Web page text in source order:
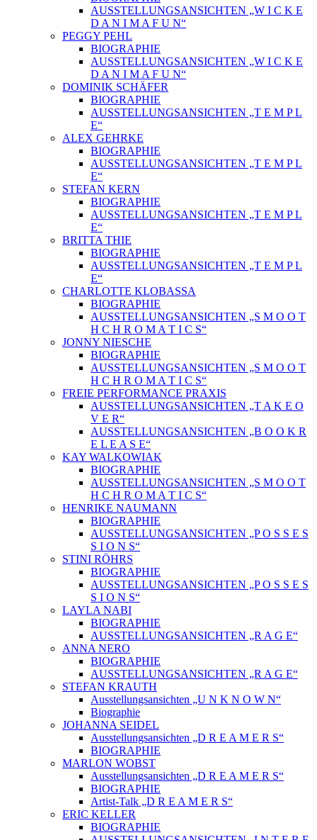
AUSSTELLUNGSANSICHTEN „W I C K E
D A N I M A F U N“
PEGGY PEHL
BIOGRAPHIE
AUSSTELLUNGSANSICHTEN „W I C K E
D A N I M A F U N“
DOMINIK SCHÄFER
BIOGRAPHIE
AUSSTELLUNGSANSICHTEN „T E M P L
E“
ALEX GEHRKE
BIOGRAPHIE
AUSSTELLUNGSANSICHTEN „T E M P L
E“
STEFAN KERN
BIOGRAPHIE
AUSSTELLUNGSANSICHTEN „T E M P L
E“
BRITTA THIE
BIOGRAPHIE
AUSSTELLUNGSANSICHTEN „T E M P L
E“
CHARLOTTE KLOBASSA
BIOGRAPHIE
AUSSTELLUNGSANSICHTEN „S M O O T
H C H R O M A T I C S“
JONNY NIESCHE
BIOGRAPHIE
AUSSTELLUNGSANSICHTEN „S M O O T
H C H R O M A T I C S“
FREIE PERFORMANCE PRAXIS
AUSSTELLUNGSANSICHTEN „T A K E O
V E R“
AUSSTELLUNGSANSICHTEN „B O O K R
E L E A S E“
KAY WALKOWIAK
BIOGRAPHIE
AUSSTELLUNGSANSICHTEN „S M O O T
H C H R O M A T I C S“
HENRIKE NAUMANN
BIOGRAPHIE
AUSSTELLUNGSANSICHTEN „P O S S E S
S I O N S“
STINI RÖHRS
BIOGRAPHIE
AUSSTELLUNGSANSICHTEN „P O S S E S
S I O N S“
LAYLA NABI
BIOGRAPHIE
AUSSTELLUNGSANSICHTEN „R A G E“
ANNA NERO
BIOGRAPHIE
AUSSTELLUNGSANSICHTEN „R A G E“
STEFAN KRAUTH
Ausstellungsansichten „U N K N O W N“
Biographie
JOHANNA SEIDEL
Ausstellungsansichten „D R E A M E R S“
BIOGRAPHIE
MARLON WOBST
Ausstellungsansichten „D R E A M E R S“
BIOGRAPHIE
Artist-Talk „D R E A M E R S“
ERIC KELLER
BIOGRAPHIE